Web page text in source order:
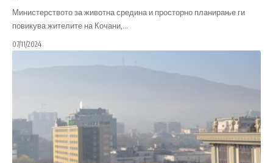
Министерството за животна средина и просторно планирање ги
повикува жителите на Кочани,…
07/11/2024